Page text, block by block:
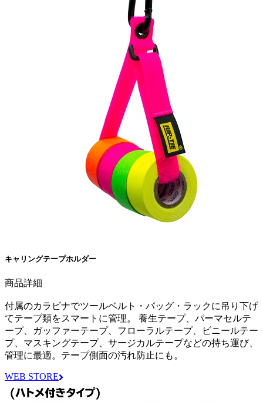
キャリングテープホルダー
商品詳細
付属のカラビナでツールベルト・バッグ・ラックに吊り下げ
てテープ類をスマートに管理。 養生テープ、パーマセルテ
ープ、ガッファーテープ、フローラルテープ、ビニールテー
プ、マスキングテープ、サージカルテープなどの持ち運び、
管理に最適。テープ側面の汚れ防止にも。
WEB STORE